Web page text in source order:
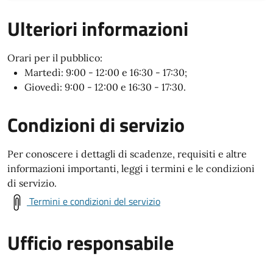
Ulteriori informazioni
Orari per il pubblico:
Martedì: 9:00 - 12:00 e 16:30 - 17:30;
Giovedì: 9:00 - 12:00 e 16:30 - 17:30.
Condizioni di servizio
Per conoscere i dettagli di scadenze, requisiti e altre
informazioni importanti, leggi i termini e le condizioni
di servizio.
Termini e condizioni del servizio
Ufficio responsabile